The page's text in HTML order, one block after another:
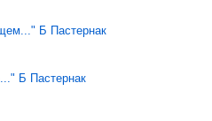
Б Пастернак
Б Пастернак